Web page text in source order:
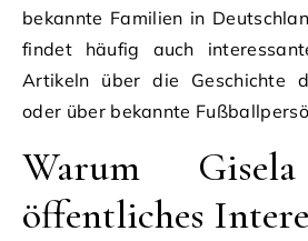
bekannte Familien in
findet häufig auch
Artikeln über die Geschichte
oder über bekannte
Warum
öffentliches